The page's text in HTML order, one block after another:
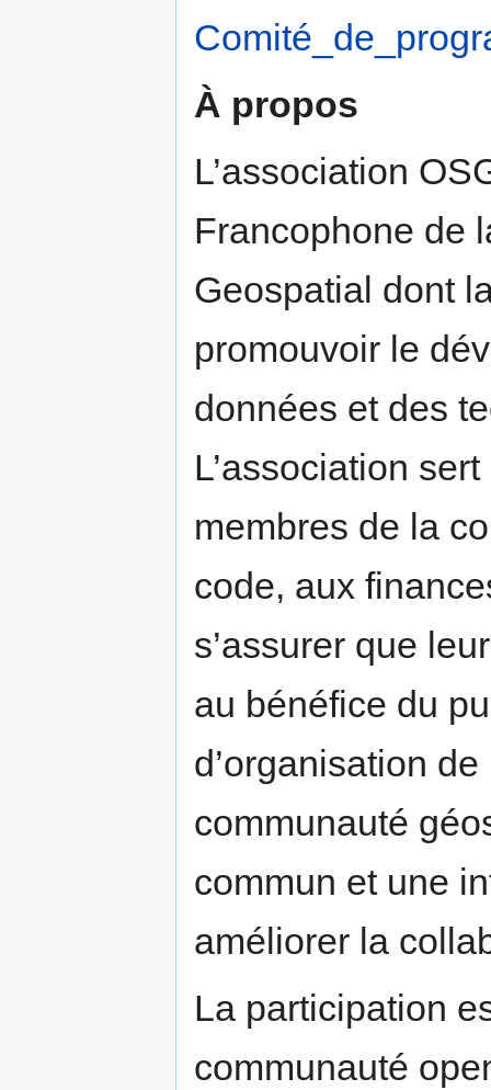
À propos
L’association
Francophone de
Geospatial dont
promouvoir le
données et des
L’association
membres de la
code, aux
s’assurer que
au bénéfice du
d’organisation
communauté
commun et une
améliorer la
La participation
communauté